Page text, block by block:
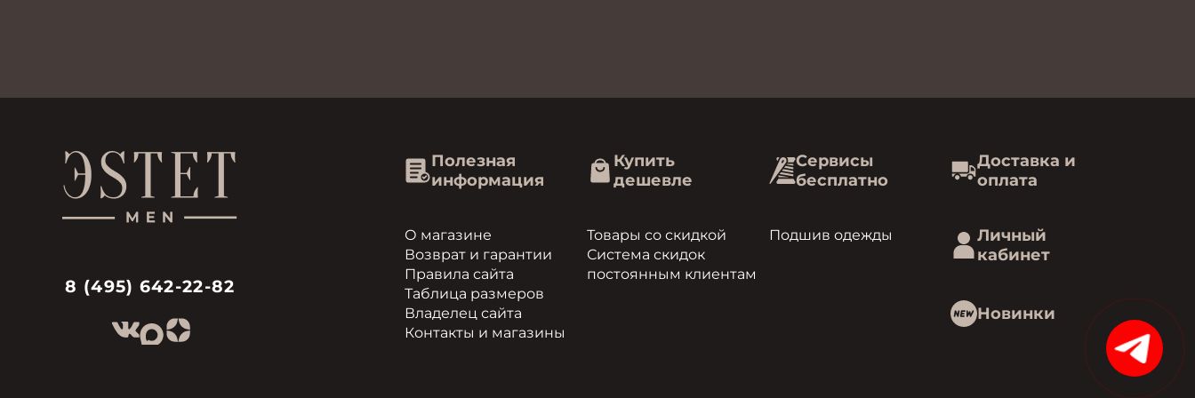
8 (495) 642-22-82
Полезная
информация
О магазине
Возврат и гарантии
Правила сайта
Таблица размеров
Владелец сайта
Контакты и магазины
Купить
дешевле
Товары со скидкой
Система скидок
постоянным клиентам
Сервисы
бесплатно
Подшив одежды
Доставка и
оплата
Личный
кабинет
Новинки